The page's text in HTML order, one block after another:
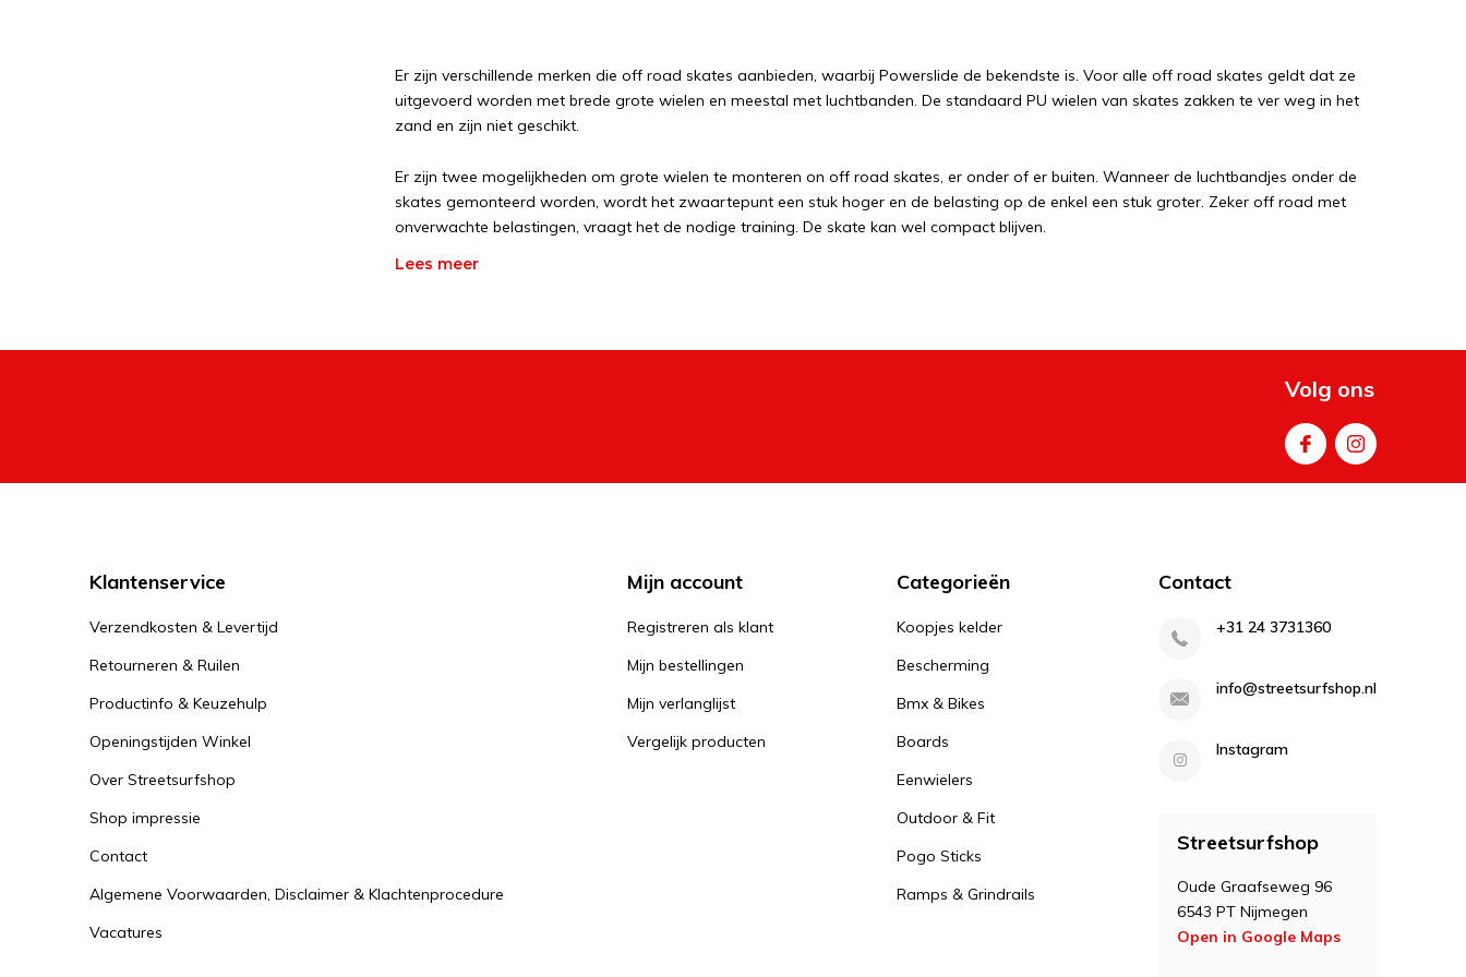
Er zijn verschillende merken die off road skates aanbieden, waarbij Powerslide de bekendste is. Voor alle off road skates geldt dat ze
uitgevoerd worden met brede grote wielen en meestal met luchtbanden. De standaard PU wielen van skates zakken te ver weg in het
zand en zijn niet geschikt.
Er zijn twee mogelijkheden om grote wielen te monteren on off road skates, er onder of er buiten. Wanneer de luchtbandjes onder de
skates gemonteerd worden, wordt het zwaartepunt een stuk hoger en de belasting op de enkel een stuk groter. Zeker off road met
onverwachte belastingen, vraagt het de nodige training. De skate kan wel compact blijven.
Een mooie combinatie voor outdoor activiteiten zijn de skates waarbij je gebruik maakt van je eigen schoen. Zo kun je moeilijke stukken
lopen en de vlakkere stukken rijden met je all terrain skates. Hebt dan een perfect passende schoen die zo goed mogelijk op de skate
gemonteerd moet worden. Je loopt bij dit soort skate wel risico op speling tussen schoen en frame, waardoor deze een beetje kan
Cross-country off-road skates hebben veel weg van rolski's, maar zijn dan uitgerust met 2 luchtbanden. De frames van dit soort skates
De wieldiameter in off-road skates ligt ergens tussen 125 mm en 150 mm, maar sommige cross-country modellen hebben een
Lees meer
Volg ons
Klantenservice
Verzendkosten & Levertijd
Retourneren & Ruilen
Productinfo & Keuzehulp
Openingstijden Winkel
Over Streetsurfshop
Shop impressie
Contact
Algemene Voorwaarden, Disclaimer & Klachtenprocedure
Vacatures
Mijn account
Registreren als klant
Mijn bestellingen
Mijn verlanglijst
Vergelijk producten
Categorieën
Koopjes kelder
Bescherming
Bmx & Bikes
Boards
Eenwielers
Outdoor & Fit
Pogo Sticks
Ramps & Grindrails
Contact
+31 24 3731360
info@streetsurfshop.nl
Instagram
Streetsurfshop
Oude Graafseweg 96
6543 PT Nijmegen
Open in Google Maps